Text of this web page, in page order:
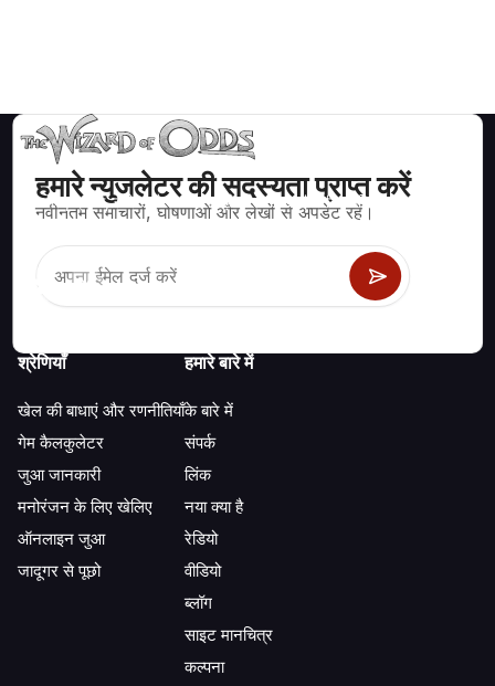
हमारे न्युजलेटर की सदस्यता प्राप्त करें
नवीनतम समाचारों, घोषणाओं और लेखों से अपडेट रहें।
ब्लैकजैक, क्रेप्स, रूलेट और अन्य सैकड़ों कैसीनो खेलों के लिए गणितीय रूप से सही
श्रेणियाँ
खेल की बाधाएं और रणनीतियाँ
गेम कैलकुलेटर
जुआ जानकारी
मनोरंजन के लिए खेलिए
ऑनलाइन जुआ
जादूगर से पूछो
हमारे बारे में
के बारे में
संपर्क
लिंक
नया क्या है
रेडियो
वीडियो
ब्लॉग
साइट मानचित्र
कल्पना